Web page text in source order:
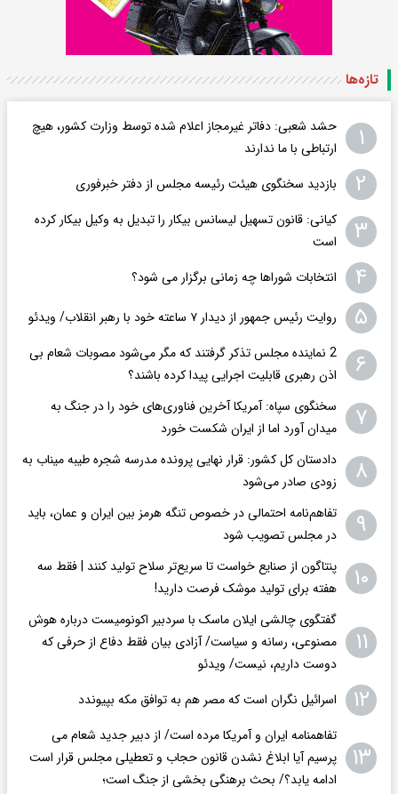
تازه‌ها
۱
حشد شعبی: دفاتر غیرمجاز اعلام شده توسط وزارت کشور، هیچ
ارتباطی با ما ندارند
۲ بازدید سخنگوی هیئت رئیسه مجلس از دفتر خبرفوری
۳
کیانی: قانون تسهیل لیسانس بیکار را تبدیل به وکیل بیکار کرده
است
۴ انتخابات شوراها چه زمانی برگزار می شود؟
۵ روایت رئیس جمهور از دیدار ۷ ساعته خود با رهبر انقلاب/ ویدئو
۶
2 نماینده مجلس تذکر گرفتند که مگر می‌شود مصوبات شعام بی
اذن رهبری قابلیت اجرایی پیدا کرده باشند؟
۷
سخنگوی سپاه: آمریکا آخرین فناوری‌های خود را در جنگ به
میدان آورد اما از ایران شکست خورد
۸
دادستان کل کشور: قرار نهایی پرونده مدرسه شجره طیبه میناب به
زودی صادر می‌شود
۹
تفاهم‌نامه احتمالی در خصوص تنگه هرمز بین ایران و عمان، باید
در مجلس تصویب شود
۱۰
پنتاگون از صنایع خواست تا سریع‌تر سلاح تولید کنند | فقط سه
هفته برای تولید موشک فرصت دارید!
۱۱
گفتگوی چالشی ایلان ماسک با سردبیر اکونومیست درباره هوش
مصنوعی، رسانه و سیاست/ آزادی بیان فقط دفاع از حرفی که
دوست داریم، نیست/ ویدئو
۱۲ اسرائیل نگران است که مصر هم به توافق مکه بپیوندد
۱۳
تفاهمنامه ایران و آمریکا مرده است/ از دبیر جدید شعام می
پرسیم آیا ابلاغ نشدن قانون حجاب و تعطیلی مجلس قرار است
ادامه یابد؟/ بحث برهنگی بخشی از جنگ است؛